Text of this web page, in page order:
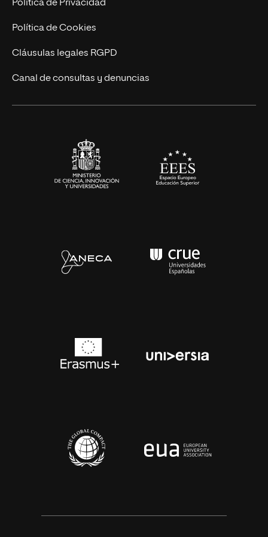
Cursos Universitarios
Actualidad
UNIR Revista
Eventos
Política de Privacidad
Política de Cookies
Cláusulas legales RGPD
Canal de consultas y denuncias